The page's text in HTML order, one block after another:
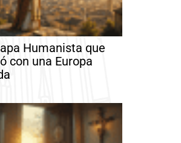
Humanista que
con una Europa